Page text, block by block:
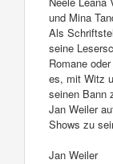
und Mina
Als
seine
Romane
es, mit Witz
seinen Bann
Jan Weiler
Shows zu
Jan Weiler